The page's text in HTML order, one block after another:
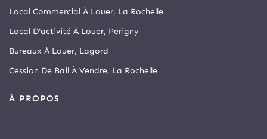
Local Commercial À Louer, La Rochelle
Local D'activité À Louer, Perigny
Bureaux À Louer, Lagord
Cession De Bail À Vendre, La Rochelle
À PROPOS